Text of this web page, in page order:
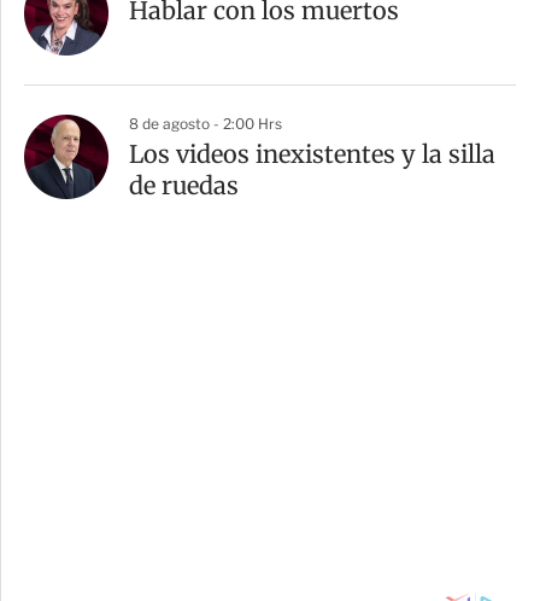
Hablar con los muertos
8 de agosto - 2:00 Hrs
Los videos inexistentes y la silla
de ruedas